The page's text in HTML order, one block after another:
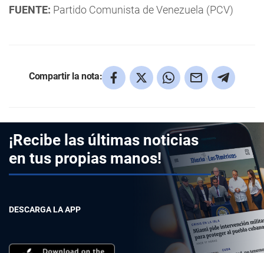
FUENTE: Partido Comunista de Venezuela (PCV)
Compartir la nota:
¡Recibe las últimas noticias
en tus propias manos!
DESCARGA LA APP